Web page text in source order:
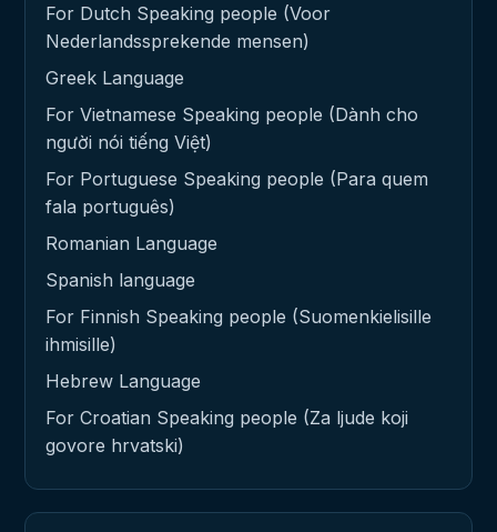
For Dutch Speaking people (Voor
Nederlandssprekende mensen)
Greek Language
For Vietnamese Speaking people (Dành cho
người nói tiếng Việt)
For Portuguese Speaking people (Para quem
fala português)
Romanian Language
Spanish language
For Finnish Speaking people (Suomenkielisille
ihmisille)
Hebrew Language
For Croatian Speaking people (Za ljude koji
govore hrvatski)